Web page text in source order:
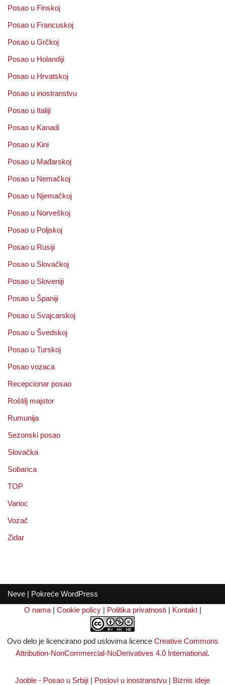
Posao u Finskoj
Posao u Francuskoj
Posao u Grčkoj
Posao u Holandiji
Posao u Hrvatskoj
Posao u inostranstvu
Posao u Italiji
Posao u Kanadi
Posao u Kini
Posao u Mađarskoj
Posao u Nemačkoj
Posao u Njemačkoj
Posao u Norveškoj
Posao u Poljskoj
Posao u Rusiji
Posao u Slovačkoj
Posao u Sloveniji
Posao u Španiji
Posao u Svajcarskoj
Posao u Švedskoj
Posao u Turskoj
Posao vozaca
Recepcionar posao
Roštilj majstor
Rumunija
Sezonski posao
Slovačka
Sobarica
TOP
Varioc
Vozač
Zidar
Neve | Pokreće WordPress
O nama | Cookie policy | Politika privatnosti | Kontakt |
Ovo delo je licencirano pod uslovima licence Creative Commons
Attribution-NonCommercial-NoDerivatives 4.0 International.
Jooble - Posao u Srbiji | Poslovi u inostranstvu | Biznis ideje